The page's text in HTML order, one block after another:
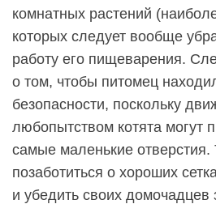
комнатных растений
которых следует вообще
работу его пищеварения.
о том, чтобы питомец
безопасности, поскольку
любопытством котята могут
самые маленькие отверстия.
позаботиться о хороших
и убедить своих домочадцев